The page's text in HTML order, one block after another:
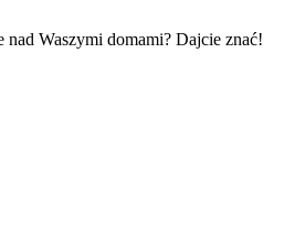
Waszymi domami? Dajcie znać!